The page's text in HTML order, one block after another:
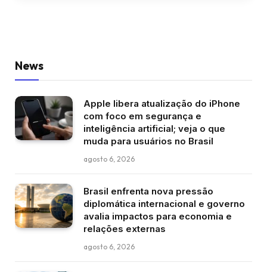
News
Apple libera atualização do iPhone
com foco em segurança e
inteligência artificial; veja o que
muda para usuários no Brasil
agosto 6, 2026
Brasil enfrenta nova pressão
diplomática internacional e governo
avalia impactos para economia e
relações externas
agosto 6, 2026